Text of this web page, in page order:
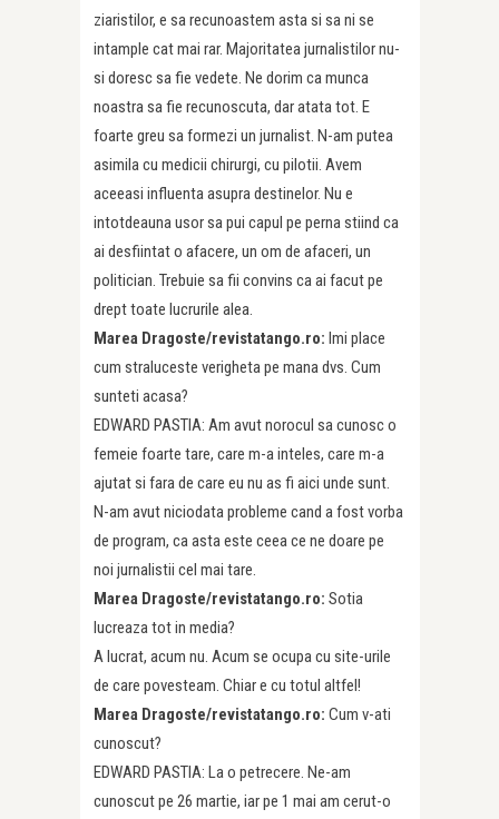
ziaristilor, e sa recunoastem asta si sa ni se
intample cat mai rar. Majoritatea jurnalistilor nu-
si doresc sa fie vedete. Ne dorim ca munca
noastra sa fie recunoscuta, dar atata tot. E
foarte greu sa formezi un jurnalist. N-am putea
asimila cu medicii chirurgi, cu pilotii. Avem
aceeasi influenta asupra destinelor. Nu e
intotdeauna usor sa pui capul pe perna stiind ca
ai desfiintat o afacere, un om de afaceri, un
politician. Trebuie sa fii convins ca ai facut pe
drept toate lucrurile alea.
Marea Dragoste/revistatango.ro: Imi place
cum straluceste verigheta pe mana dvs. Cum
sunteti acasa?
EDWARD PASTIA: Am avut norocul sa cunosc o
femeie foarte tare, care m-a inteles, care m-a
ajutat si fara de care eu nu as fi aici unde sunt.
N-am avut niciodata probleme cand a fost vorba
de program, ca asta este ceea ce ne doare pe
noi jurnalistii cel mai tare.
Marea Dragoste/revistatango.ro: Sotia
lucreaza tot in media?
A lucrat, acum nu. Acum se ocupa cu site-urile
de care povesteam. Chiar e cu totul altfel!
Marea Dragoste/revistatango.ro: Cum v-ati
cunoscut?
EDWARD PASTIA: La o petrecere. Ne-am
cunoscut pe 26 martie, iar pe 1 mai am cerut-o